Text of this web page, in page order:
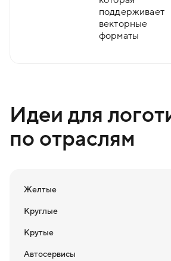
поддерживает
векторные
форматы
Идеи для
по отраслям
Желтые
Круглые
Крутые
Автосервисы